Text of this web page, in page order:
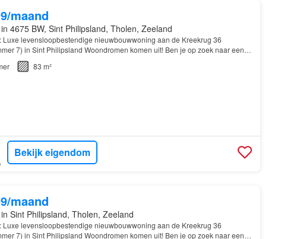
maand
in 4675 BW, Sint Philipsland, Tholen, Zeeland
Luxe levensloopbestendige nieuwbouwwoning aan de Kreekrug 36
7) in Sint Philipsland Woondromen komen uit! Ben je op zoek naar een
duurzame en toekomstbestendige nieuwbouwwoning op een rustig…
83 m²
Bekijk eigendom
maand
in Sint Philipsland, Tholen, Zeeland
Luxe levensloopbestendige nieuwbouwwoning aan de Kreekrug 36
7) in Sint Philipsland Woondromen komen uit! Ben je op zoek naar een